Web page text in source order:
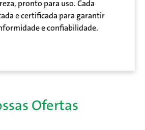
pronto para uso. Cada
e certificada para garantir
e confiabilidade.
Ofertas